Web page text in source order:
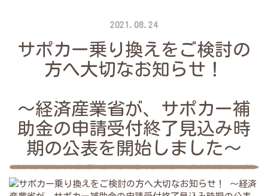
2021.08.24
サポカー乗り換えをご検討の
方へ大切なお知らせ！
～経済産業省が、サポカー補
助金の申請受付終了見込み時
期の公表を開始しました～